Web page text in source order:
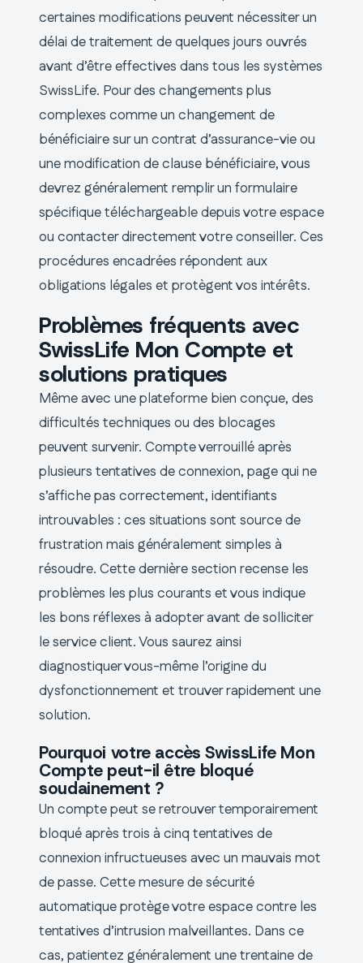
certaines modifications peuvent nécessiter un
délai de traitement de quelques jours ouvrés
avant d’être effectives dans tous les systèmes
SwissLife. Pour des changements plus
complexes comme un changement de
bénéficiaire sur un contrat d’assurance-vie ou
une modification de clause bénéficiaire, vous
devrez généralement remplir un formulaire
spécifique téléchargeable depuis votre espace
ou contacter directement votre conseiller. Ces
procédures encadrées répondent aux
obligations légales et protègent vos intérêts.
Problèmes fréquents avec
SwissLife Mon Compte et
solutions pratiques
Même avec une plateforme bien conçue, des
difficultés techniques ou des blocages
peuvent survenir. Compte verrouillé après
plusieurs tentatives de connexion, page qui ne
s’affiche pas correctement, identifiants
introuvables : ces situations sont source de
frustration mais généralement simples à
résoudre. Cette dernière section recense les
problèmes les plus courants et vous indique
les bons réflexes à adopter avant de solliciter
le service client. Vous saurez ainsi
diagnostiquer vous-même l’origine du
dysfonctionnement et trouver rapidement une
solution.
Pourquoi votre accès SwissLife Mon
Compte peut-il être bloqué
soudainement ?
Un compte peut se retrouver temporairement
bloqué après trois à cinq tentatives de
connexion infructueuses avec un mauvais mot
de passe. Cette mesure de sécurité
automatique protège votre espace contre les
tentatives d’intrusion malveillantes. Dans ce
cas, patientez généralement une trentaine de